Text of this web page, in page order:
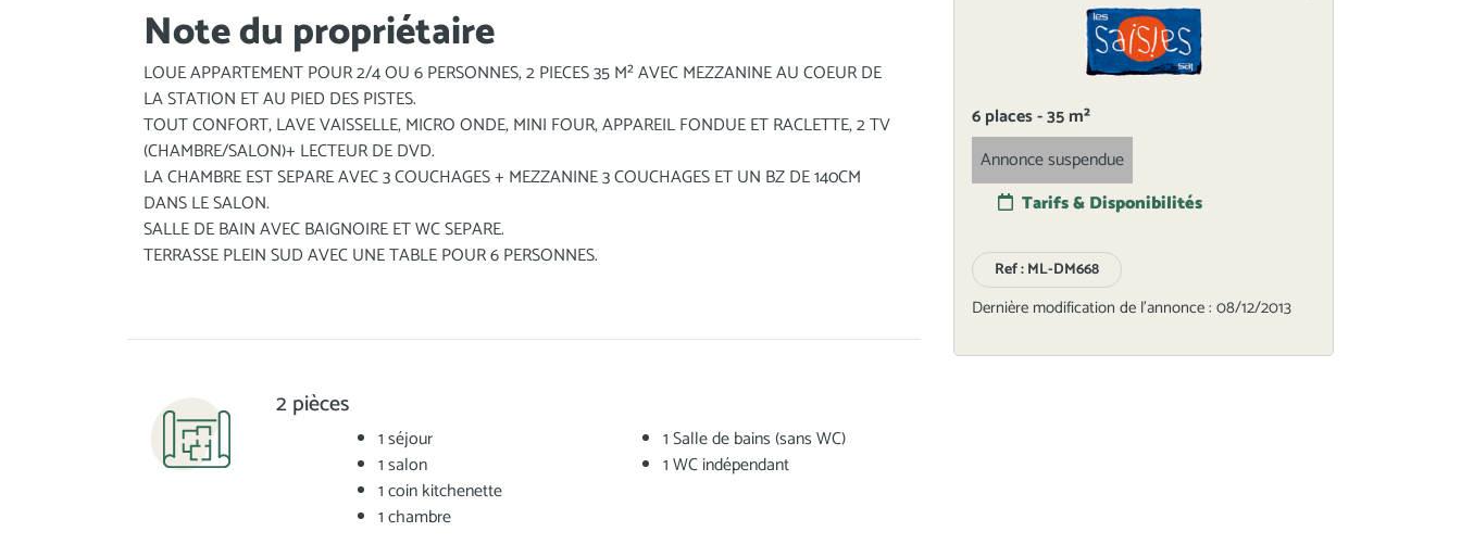
Note du propriétaire
LOUE APPARTEMENT POUR 2/4 OU 6 PERSONNES, 2 PIECES 35 M² AVEC MEZZANINE AU COEUR DE
LA STATION ET AU PIED DES PISTES.
TOUT CONFORT, LAVE VAISSELLE, MICRO ONDE, MINI FOUR, APPAREIL FONDUE ET RACLETTE, 2 TV
(CHAMBRE/SALON)+ LECTEUR DE DVD.
LA CHAMBRE EST SEPARE AVEC 3 COUCHAGES + MEZZANINE 3 COUCHAGES ET UN BZ DE 140CM
DANS LE SALON.
SALLE DE BAIN AVEC BAIGNOIRE ET WC SEPARE.
TERRASSE PLEIN SUD AVEC UNE TABLE POUR 6 PERSONNES.
2 pièces
1 séjour
1 salon
1 coin kitchenette
1 chambre
1 Salle de bains (sans WC)
1 WC indépendant
6 places - 35 m²
Annonce suspendue
Tarifs & Disponibilités
Ref : ML-DM668
Dernière modification de l'annonce : 08/12/2013